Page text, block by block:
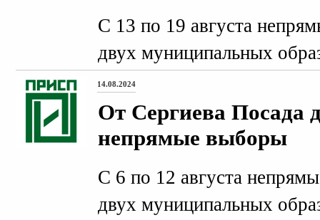
С 13 по 19 августа
двух муниципальных
14.08.2024
От Сергиева Посада
непрямые выборы
С 6 по 12 августа
двух муниципальных